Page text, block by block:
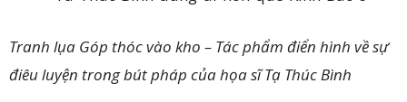
Tranh lụa Góp thóc vào kho – Tác phẩm điển hình về sự
điêu luyện trong bút pháp của họa sĩ Tạ Thúc Bình